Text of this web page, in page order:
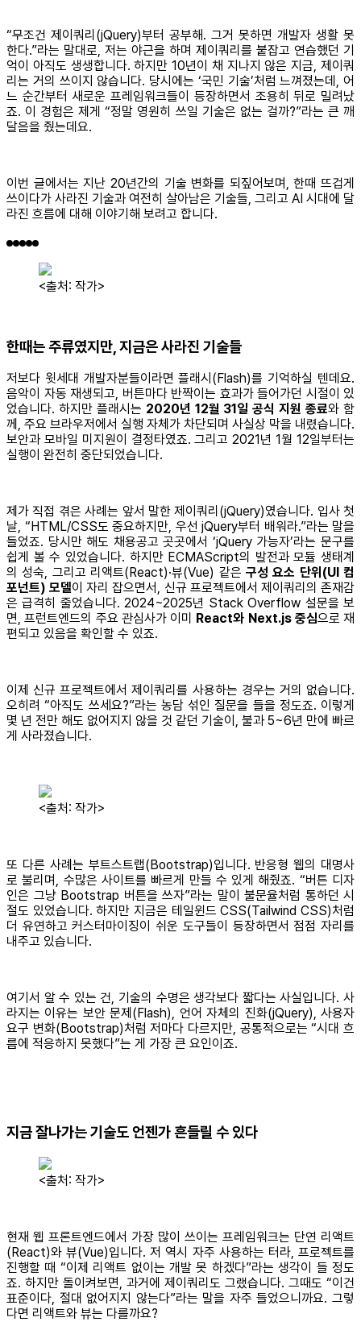
“무조건 제이쿼리(jQuery)부터 공부해. 그거 못하면 개발자 생활 못
한다.”라는 말대로, 저는 야근을 하며 제이쿼리를 붙잡고 연습했던 기
억이 아직도 생생합니다. 하지만 10년이 채 지나지 않은 지금, 제이쿼
리는 거의 쓰이지 않습니다. 당시에는 ‘국민 기술’처럼 느껴졌는데, 어
느 순간부터 새로운 프레임워크들이 등장하면서 조용히 뒤로 밀려났
죠. 이 경험은 제게 “정말 영원히 쓰일 기술은 없는 걸까?”라는 큰 깨
달음을 줬는데요.
이번 글에서는 지난 20년간의 기술 변화를 되짚어보며, 한때 뜨겁게
쓰이다가 사라진 기술과 여전히 살아남은 기술들, 그리고 AI 시대에 달
라진 흐름에 대해 이야기해 보려고 합니다.
<출처: 작가>
한때는 주류였지만, 지금은 사라진 기술들
저보다 윗세대 개발자분들이라면 플래시(Flash)를 기억하실 텐데요.
음악이 자동 재생되고, 버튼마다 반짝이는 효과가 들어가던 시절이 있
었습니다. 하지만 플래시는 2020년 12월 31일 공식 지원 종료와 함
께, 주요 브라우저에서 실행 자체가 차단되며 사실상 막을 내렸습니다.
보안과 모바일 미지원이 결정타였죠. 그리고 2021년 1월 12일부터는
실행이 완전히 중단되었습니다.
제가 직접 겪은 사례는 앞서 말한 제이쿼리(jQuery)였습니다. 입사 첫
날, “HTML/CSS도 중요하지만, 우선 jQuery부터 배워라.”라는 말을
들었죠. 당시만 해도 채용공고 곳곳에서 ‘jQuery 가능자’라는 문구를
쉽게 볼 수 있었습니다. 하지만 ECMAScript의 발전과 모듈 생태계
의 성숙, 그리고 리액트(React)·뷰(Vue) 같은 구성 요소 단위(UI 컴
포넌트) 모델이 자리 잡으면서, 신규 프로젝트에서 제이쿼리의 존재감
은 급격히 줄었습니다. 2024~2025년 Stack Overflow 설문을 보
면, 프런트엔드의 주요 관심사가 이미
React와 Next.js 중심으로 재
편되고 있음을 확인할 수 있죠.
이제 신규 프로젝트에서 제이쿼리를 사용하는 경우는 거의 없습니다.
오히려 “아직도 쓰세요?”라는 농담 섞인 질문을 들을 정도죠. 이렇게
몇 년 전만 해도 없어지지 않을 것 같던 기술이, 불과 5~6년 만에 빠르
게 사라졌습니다.
<출처: 작가>
또 다른 사례는 부트스트랩(Bootstrap)입니다. 반응형 웹의 대명사
로 불리며, 수많은 사이트를 빠르게 만들 수 있게 해줬죠. “버튼 디자
인은 그냥 Bootstrap 버튼을 쓰자”라는 말이 불문율처럼 통하던 시
절도 있었습니다. 하지만 지금은 테일윈드 CSS(Tailwind CSS)처럼
더 유연하고 커스터마이징이 쉬운 도구들이 등장하면서 점점 자리를
내주고 있습니다.
여기서 알 수 있는 건, 기술의 수명은 생각보다 짧다는 사실입니다. 사
라지는 이유는 보안 문제(Flash), 언어 자체의 진화(jQuery), 사용자
요구 변화(Bootstrap)처럼 저마다 다르지만, 공통적으로는 “시대 흐
름에 적응하지 못했다”는 게 가장 큰 요인이죠.
지금 잘나가는 기술도 언젠가 흔들릴 수 있다
<출처: 작가>
현재 웹 프론트엔드에서 가장 많이 쓰이는 프레임워크는 단연 리액트
(React)와 뷰(Vue)입니다. 저 역시 자주 사용하는 터라, 프로젝트를
진행할 때 “이제 리액트 없이는 개발 못 하겠다”라는 생각이 들 정도
죠. 하지만 돌이켜보면, 과거에 제이쿼리도 그랬습니다. 그때도 “이건
표준이다, 절대 없어지지 않는다”라는 말을 자주 들었으니까요. 그렇
다면 리액트와 뷰는 다를까요?